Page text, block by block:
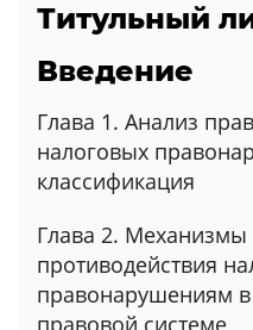
Титульный
Введение
Глава 1. Анализ
налоговых
классификация
Глава 2.
противодействия
правонарушениям
правовой системе